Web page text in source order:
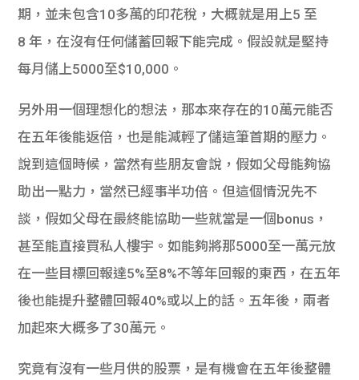
期，並未包含10多萬的印花稅，大概就是用上5 至
8 年， 在沒有任何儲蓄回報下能完成。假設就是堅持
每月儲上5000至$10,000。
另外用一個理想化的想法，那本來存在的10萬元能否
在五年後能返倍，也是能減輕了儲這筆首期的壓力。
說到這個時候， 當然有些朋友會說，假如父母能夠協
助出一點力， 當然已經事半功倍。但這個情況先不
談， 假如父母在最終能協助一些就當是一個bonus，
甚至能直接買私人樓宇。如能夠將那5000至一萬元放
在一些目標回報達5%至8%不等年回報的東西，在五年
後也能提升整體回報40%或以上的話。五年後，兩者
加起來大概多了30萬元。
究竟有沒有一些月供的股票，是有機會在五年後整體